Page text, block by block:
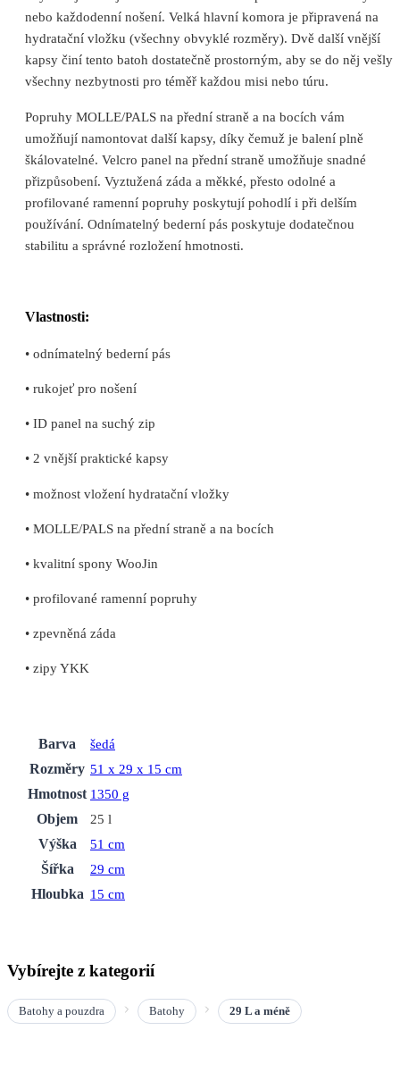
nebo každodenní nošení. Velká hlavní komora je připravená na
hydratační vložku (všechny obvyklé rozměry). Dvě další vnější
kapsy činí tento batoh dostatečně prostorným, aby se do něj vešly
všechny nezbytnosti pro téměř každou misi nebo túru.
Popruhy MOLLE/PALS na přední straně a na bocích vám
umožňují namontovat další kapsy, díky čemuž je balení plně
škálovatelné. Velcro panel na přední straně umožňuje snadné
přizpůsobení. Vyztužená záda a měkké, přesto odolné a
profilované ramenní popruhy poskytují pohodlí i při delším
používání. Odnímatelný bederní pás poskytuje dodatečnou
stabilitu a správné rozložení hmotnosti.
Vlastnosti:
• odnímatelný bederní pás
• rukojeť pro nošení
• ID panel na suchý zip
• 2 vnější praktické kapsy
• možnost vložení hydratační vložky
• MOLLE/PALS na přední straně a na bocích
• kvalitní spony WooJin
• profilované ramenní popruhy
• zpevněná záda
• zipy YKK
Barva
šedá
Rozměry 51 x 29 x 15 cm
Hmotnost 1350 g
Objem
25 l
Výška
51 cm
Šířka
29 cm
Hloubka 15 cm
Vybírejte z kategorií
Batohy a pouzdra Batohy 29 L a méně